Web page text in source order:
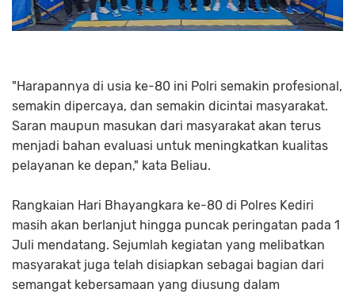
"Harapannya di usia ke-80 ini Polri semakin profesional,
semakin dipercaya, dan semakin dicintai masyarakat.
Saran maupun masukan dari masyarakat akan terus
menjadi bahan evaluasi untuk meningkatkan kualitas
pelayanan ke depan," kata Beliau.
Rangkaian Hari Bhayangkara ke-80 di Polres Kediri
masih akan berlanjut hingga puncak peringatan pada 1
Juli mendatang. Sejumlah kegiatan yang melibatkan
masyarakat juga telah disiapkan sebagai bagian dari
semangat kebersamaan yang diusung dalam